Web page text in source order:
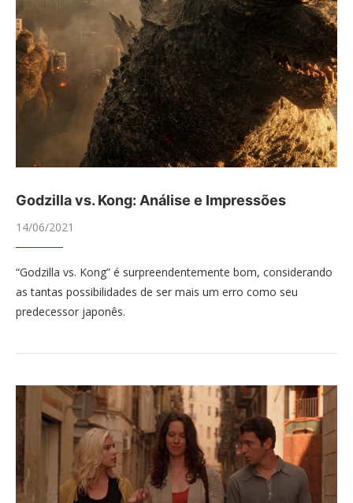
Godzilla vs. Kong: Análise e Impressões
14/06/2021
“Godzilla vs. Kong” é surpreendentemente bom, considerando
as tantas possibilidades de ser mais um erro como seu
predecessor japonês.